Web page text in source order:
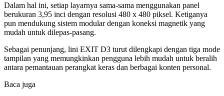
Dalam hal ini, setiap layarnya sama-sama menggunakan panel
berukuran 3,95 inci dengan resolusi 480 x 480 piksel. Ketiganya
pun mendukung sistem modular dengan koneksi magnetik yang
mudah untuk dilepas-pasang.
Sebagai penunjang, lini EXIT D3 turut dilengkapi dengan tiga mode
tampilan yang memungkinkan pengguna lebih mudah untuk beralih
antara pemantauan perangkat keras dan berbagai konten personal.
Baca juga